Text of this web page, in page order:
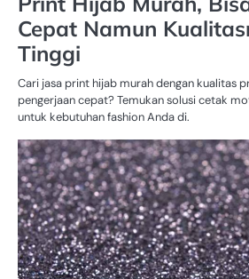
Cepat Namun
Tinggi
Cari jasa print hijab murah dengan kualitas
pengerjaan cepat? Temukan solusi cetak
untuk kebutuhan fashion Anda di.